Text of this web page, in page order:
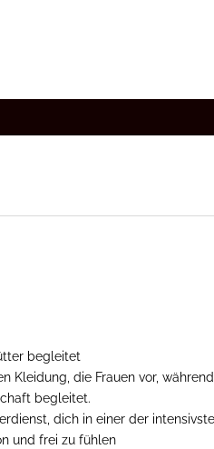
begleitet
Kleidung, die Frauen vor,
begleitet.
dich in einer der
und frei zu fühlen